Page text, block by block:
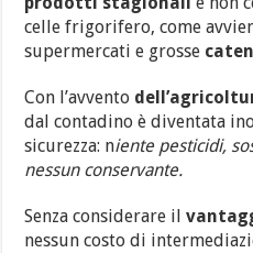
celle frigorifero, come
supermercati e grosse
Con l’avvento
dal contadino è diventata
sicurezza: niente pesticidi,
nessun conservante.
Senza considerare il
nessun costo di